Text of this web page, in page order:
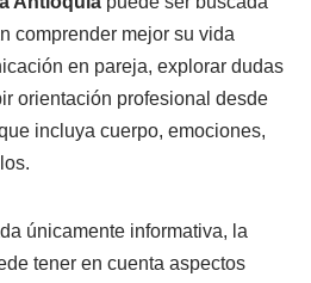
comprender mejor su vida
en pareja, explorar dudas
orientación profesional desde
incluya cuerpo, emociones,
únicamente informativa, la
tener en cuenta aspectos